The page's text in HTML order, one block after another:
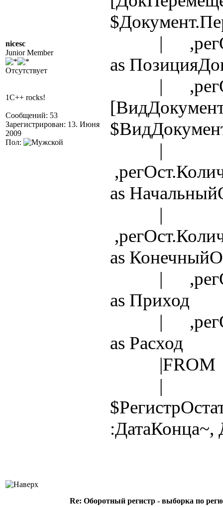
nicesc
Junior Member
Отсутствует
1C++ rocks!
Сообщений: 53
Зарегистрирован: 13. Июня
2009
Пол:
|
as
|
|
as
|
as
|
as Приход
|
as Расход
|FROM
|
:ДатаКонца~,
Re: Оборотный регистр - выборка по